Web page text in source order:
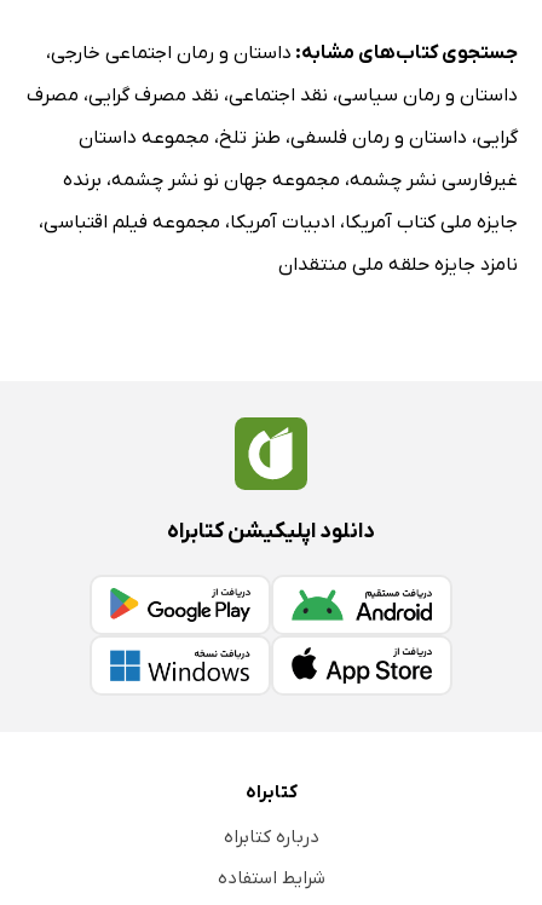
جستجوی کتاب‌های مشابه: داستان و رمان اجتماعی خارجی،
داستان و رمان سیاسی، نقد اجتماعی، نقد مصرف گرایی، مصرف
گرایی، داستان و رمان فلسفی، طنز تلخ، مجموعه داستان
غیرفارسی نشر چشمه، مجموعه جهان نو نشر چشمه، برنده
جایزه ملی کتاب آمریکا، ادبیات آمریکا، مجموعه فیلم اقتباسی،
نامزد جایزه حلقه ملی منتقدان
دانلود اپلیکیشن کتابراه
کتابراه
درباره کتابراه
شرایط استفاده